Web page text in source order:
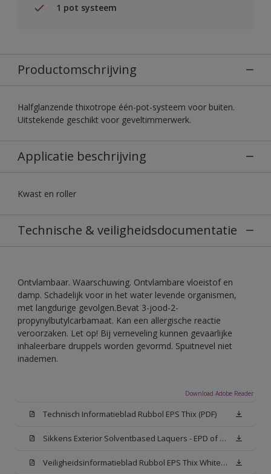
1 pot systeem
Productomschrijving
Halfglanzende thixotrope één-pot-systeem voor buiten.
Uitstekende geschikt voor geveltimmerwerk.
Applicatie beschrijving
Kwast en roller
Technische & veiligheidsdocumentatie
Ontvlambaar. Waarschuwing. Ontvlambare vloeistof en
damp. Schadelijk voor in het water levende organismen,
met langdurige gevolgen.Bevat 3-jood-2-
propynylbutylcarbamaat. Kan een allergische reactie
veroorzaken. Let op! Bij verneveling kunnen gevaarlijke
inhaleerbare druppels worden gevormd. Spuitnevel niet
inademen.
Download Adobe Reader
Technisch Informatieblad Rubbol EPS Thix (PDF)
Sikkens Exterior Solventbased Laquers - EPD of Milieuproductverklaring
Veiligheidsinformatieblad Rubbol EPS Thix White W05 (MSDS)